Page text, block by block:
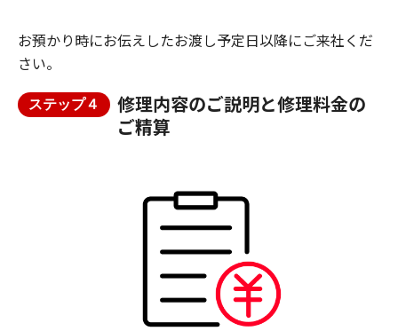
お預かり時にお伝えしたお渡し予定日以降にご来社くだ
さい。
ステップ４
修理内容のご説明と修理料金の
ご精算